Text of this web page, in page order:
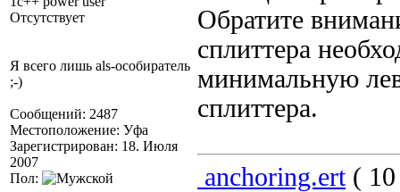
Отсутствует
Я всего лишь als-особиратель
;-)
Сообщений: 2487
Местоположение: Уфа
Зарегистрирован: 18. Июля
2007
Пол:
Обратите
сплиттера
минимальную
сплиттера.
anchoring.ert( 10